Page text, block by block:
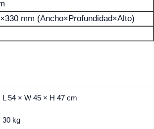
mm (Ancho×Profundidad×Alto)
L 54 × W 45 × H 47 cm
30 kg